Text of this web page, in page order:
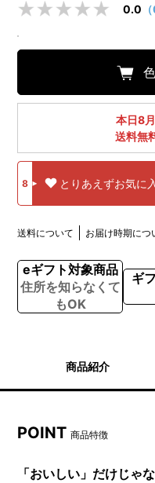
0.0
本日8
送料無
8 とりあえずお気に
送料について お届け時期につ
eギフト対象商品
住所を知らなくて
もOK
ギ
商品紹介
POINT商品特徴
「おいしい」だけじゃ